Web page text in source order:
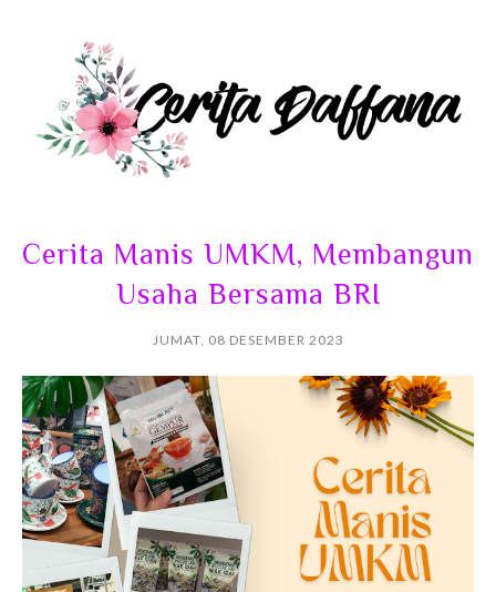
Cerita Manis UMKM, Membangun
Usaha Bersama BRI
JUMAT, 08 DESEMBER 2023